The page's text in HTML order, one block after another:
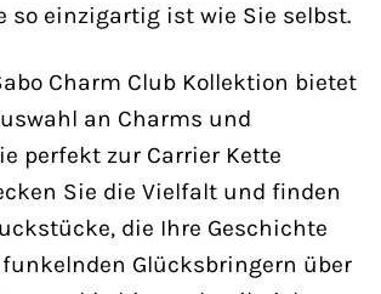
so einzigartig ist wie Sie selbst.
Charm Club Kollektion bietet
an Charms und
perfekt zur Carrier Kette
Sie die Vielfalt und finden
die Ihre Geschichte
funkelnden Glücksbringern über